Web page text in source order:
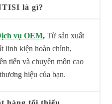
là gì?
vụ OEM,Từ sản xuất
linh kiện hoàn chỉnh,
tiến và chuyên môn cao
hiệu của bạn.